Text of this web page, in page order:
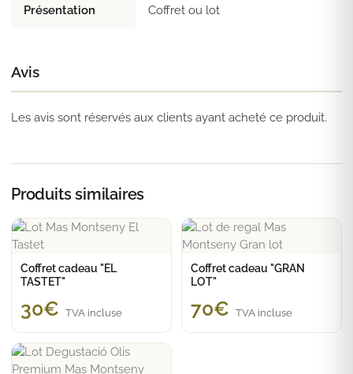
Présentation Coffret ou lot
Avis
Les avis sont réservés aux clients ayant acheté ce produit.
Produits similaires
Coffret cadeau "EL
TASTET"
30€ TVA incluse
Coffret cadeau "GRAN
LOT"
70€ TVA incluse